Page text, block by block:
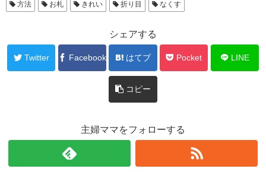
方法 お札 きれい 折り目 なくす
シェアする
Twitter Facebook はてブ Pocket LINE
コピー
主婦ママをフォローする